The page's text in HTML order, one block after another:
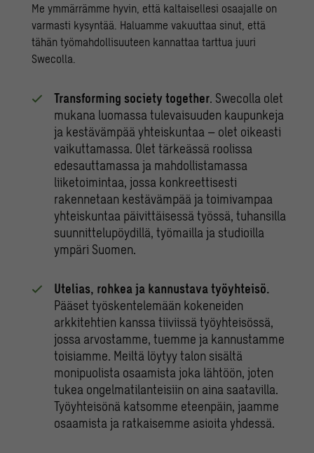
Me ymmärrämme hyvin, että kaltaisellesi osaajalle on
varmasti kysyntää. Haluamme vakuuttaa sinut, että
tähän työmahdollisuuteen kannattaa tarttua juuri
Swecolla.
Transforming society together. Swecolla olet
mukana luomassa tulevaisuuden kaupunkeja
ja kestävämpää yhteiskuntaa – olet oikeasti
vaikuttamassa. Olet tärkeässä roolissa
edesauttamassa ja mahdollistamassa
liiketoimintaa, jossa konkreettisesti
rakennetaan kestävämpää ja toimivampaa
yhteiskuntaa päivittäisessä työssä, tuhansilla
suunnittelupöydillä, työmailla ja studioilla
ympäri Suomen.
Utelias, rohkea ja kannustava työyhteisö.
Pääset työskentelemään kokeneiden
arkkitehtien kanssa tiiviissä työyhteisössä,
jossa arvostamme, tuemme ja kannustamme
toisiamme. Meiltä löytyy talon sisältä
monipuolista osaamista joka lähtöön, joten
tukea ongelmatilanteisiin on aina saatavilla.
Työyhteisönä katsomme eteenpäin, jaamme
osaamista ja ratkaisemme asioita yhdessä.